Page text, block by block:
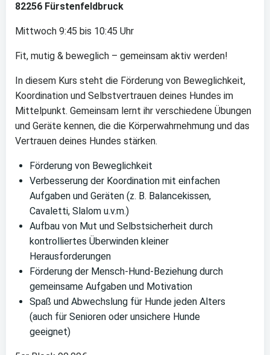
82256 Fürstenfeldbruck
Mittwoch 9:45 bis 10:45 Uhr
Fit, mutig & beweglich – gemeinsam aktiv werden!
In diesem Kurs steht die Förderung von Beweglichkeit,
Koordination und Selbstvertrauen deines Hundes im
Mittelpunkt. Gemeinsam lernt ihr verschiedene Übungen
und Geräte kennen, die die Körperwahrnehmung und das
Vertrauen deines Hundes stärken.
Förderung von Beweglichkeit
Verbesserung der Koordination mit einfachen
Aufgaben und Geräten (z. B. Balancekissen,
Cavaletti, Slalom u.v.m.)
Aufbau von Mut und Selbstsicherheit durch
kontrolliertes Überwinden kleiner
Herausforderungen
Förderung der Mensch-Hund-Beziehung durch
gemeinsame Aufgaben und Motivation
Spaß und Abwechslung für Hunde jeden Alters
(auch für Senioren oder unsichere Hunde
geeignet)